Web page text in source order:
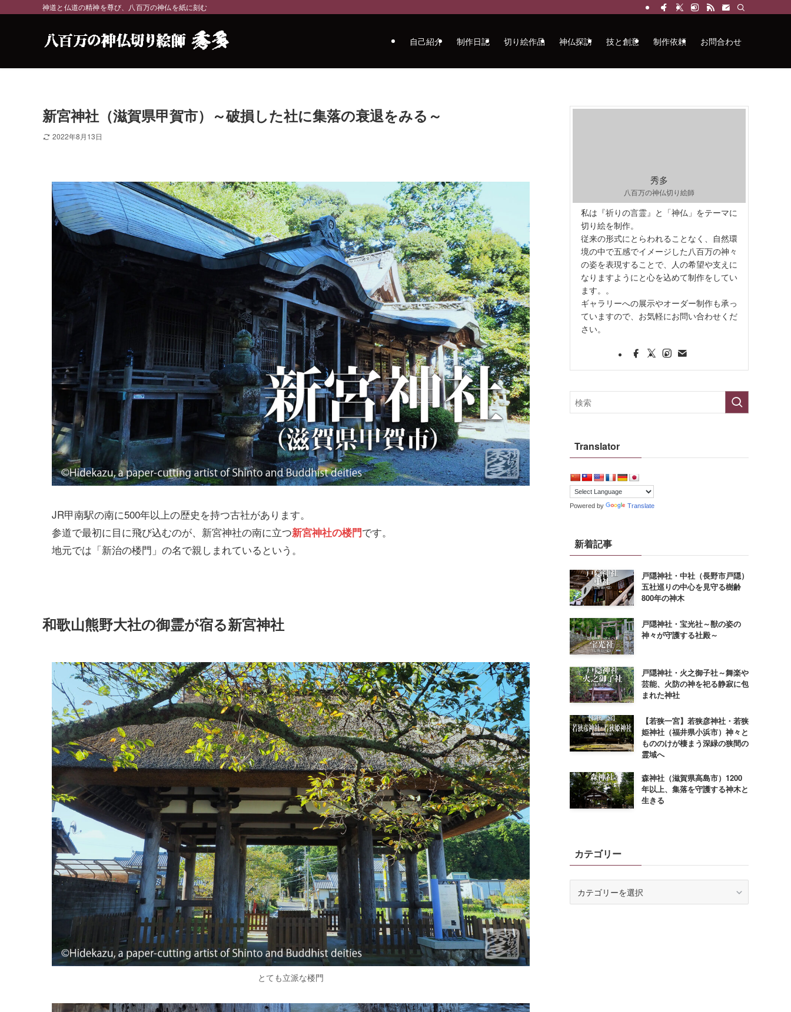
神道と仏道の精神を尊び、八百万の神仏を紙に刻む
自己紹介 制作日記 切り絵作品 神仏探訪 技と創意 制作依頼 お問合わせ
新宮神社（滋賀県甲賀市）～破損した社に集落の衰退をみる～
2022年8月13日
JR甲南駅の南に500年以上の歴史を持つ古社があります。
参道で最初に目に飛び込むのが、新宮神社の南に立つ新宮神社の楼門です。
地元では「新治の楼門」の名で親しまれているという。
和歌山熊野大社の御霊が宿る新宮神社
とても立派な楼門
秀多
八百万の神仏切り絵師
私は『祈りの言霊』と「神仏」をテーマに
切り絵を制作。
従来の形式にとらわれることなく、自然環
境の中で五感でイメージした八百万の神々
の姿を表現することで、人の希望や支えに
なりますようにと心を込めて制作をしてい
ます。。
ギャラリーへの展示やオーダー制作も承っ
ていますので、お気軽にお問い合わせくだ
さい。
Translator
Powered by Translate
新着記事
戸隠神社・中社（長野市戸隠）
五社巡りの中心を見守る樹齢
800年の神木
戸隠神社・宝光社～獣の姿の
神々が守護する社殿～
戸隠神社・火之御子社～舞楽や
芸能、火防の神を祀る静寂に包
まれた神社
【若狭一宮】若狭彦神社・若狭
姫神社（福井県小浜市）神々と
もののけが棲まう深緑の狭間の
霊域へ
森神社（滋賀県高島市）1200
年以上、集落を守護する神木と
生きる
カテゴリー